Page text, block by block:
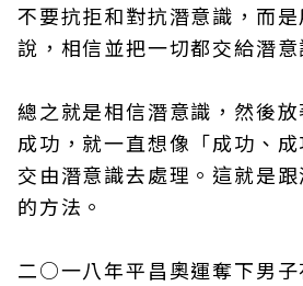
不要抗拒和對抗潛意識，而
說，相信並把一切都交給潛意
總之就是相信潛意識，然後
成功，就一直想像「成功、
交由潛意識去處理。這就是
的方法。
二○一八年平昌奧運奪下男子